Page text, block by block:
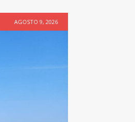
AGOSTO 9, 2026